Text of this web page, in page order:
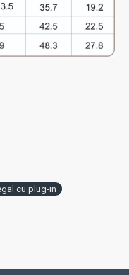
cu plug-in